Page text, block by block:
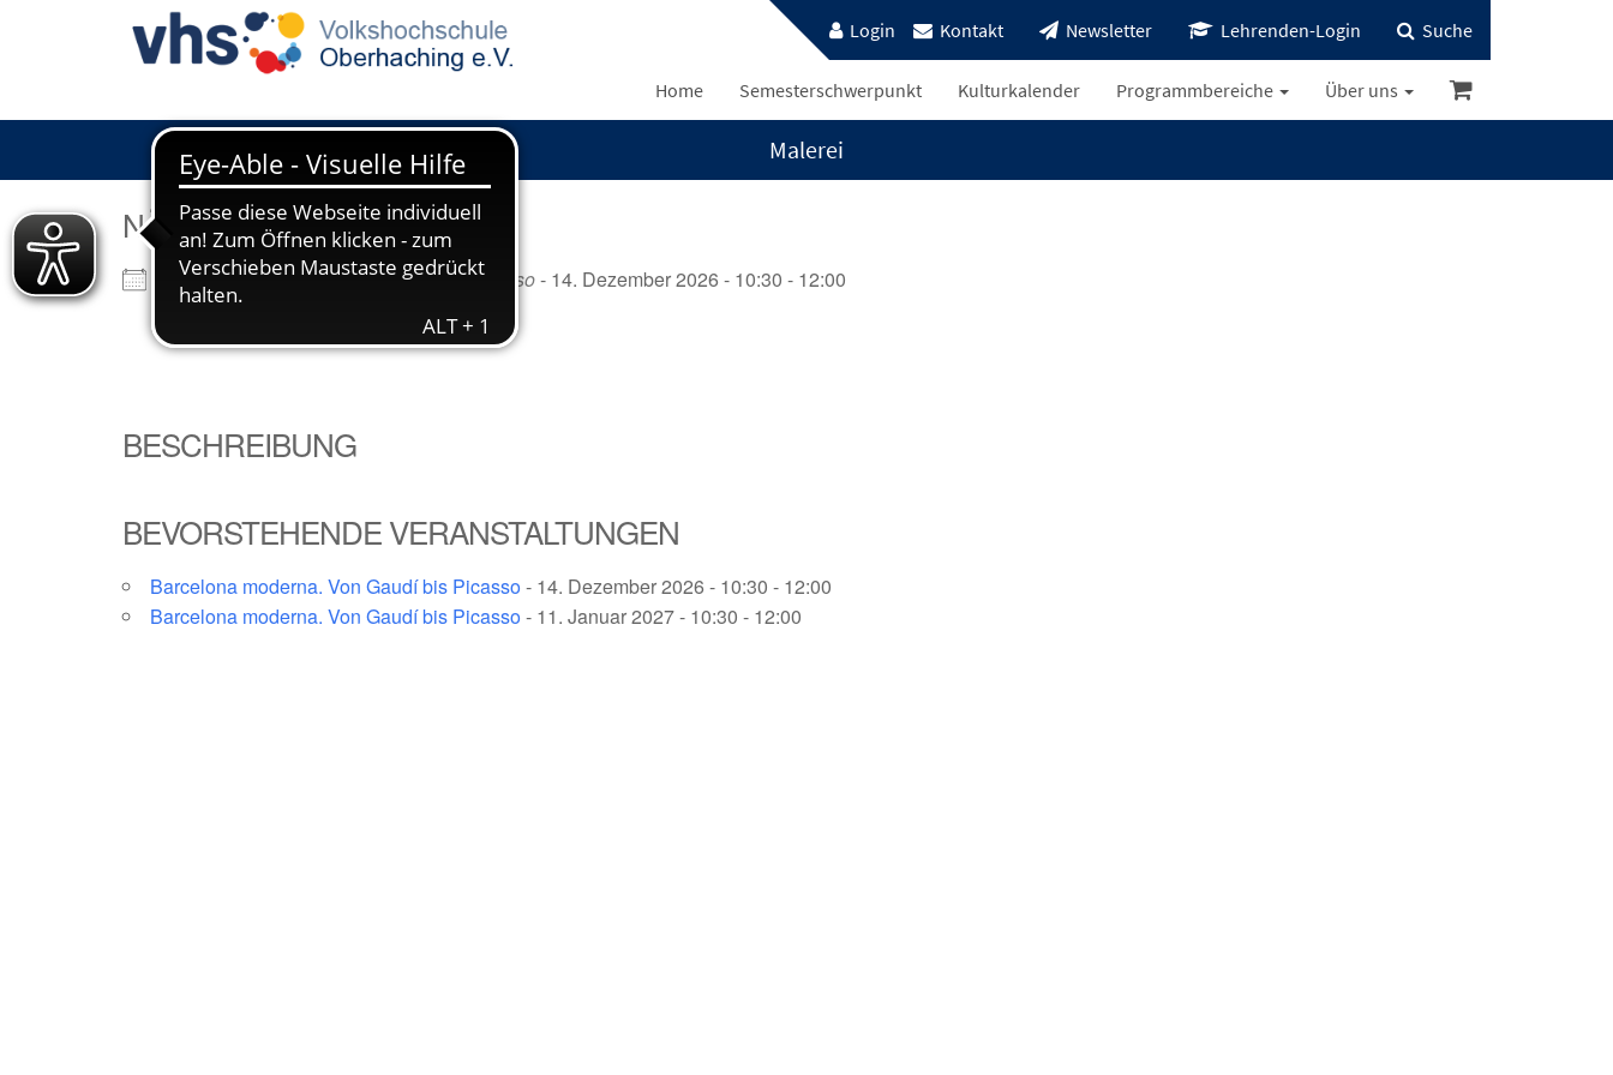
Login Kontakt Newsletter Lehrenden-Login Suche
Home Semesterschwerpunkt Kulturkalender Programmbereiche Über uns
Malerei
NÄCHSTE VERANSTALTUNG
Barcelona moderna. Von Gaudí bis Picasso- 14. Dezember 2026 - 10:30 - 12:00
BESCHREIBUNG
BEVORSTEHENDE VERANSTALTUNGEN
Barcelona moderna. Von Gaudí bis Picasso- 14. Dezember 2026 - 10:30 - 12:00
Barcelona moderna. Von Gaudí bis Picasso- 11. Januar 2027 - 10:30 - 12:00